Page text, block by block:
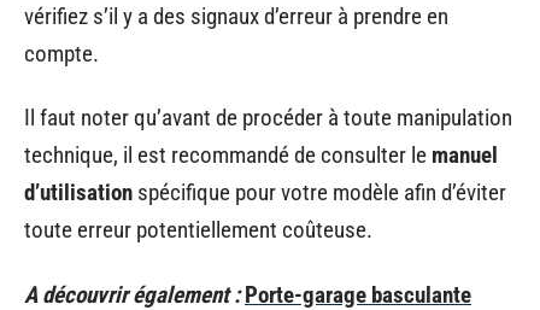
vérifiez s’il y a des signaux d’erreur à prendre en
compte.
Il faut noter qu’avant de procéder à toute manipulation
technique, il est recommandé de consulter le manuel
d’utilisation spécifique pour votre modèle afin d’éviter
toute erreur potentiellement coûteuse.
A découvrir également : Porte-garage basculante